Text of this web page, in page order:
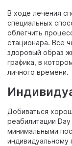
В ходе лечения
специальных
облегчить
стационара. Все
здоровый образ
графика, в
личного времени.
Добиваться
реабилитации
минимальными
индивидуальному